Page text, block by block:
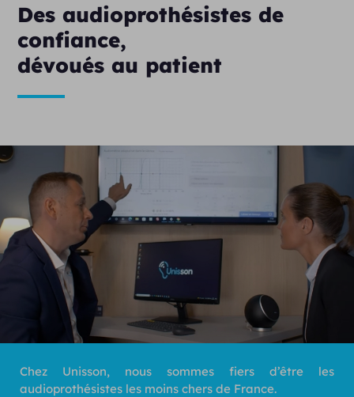
Des audioprothésistes de
confiance,
dévoués au patient
Chez Unisson, nous sommes fiers d’être les
audioprothésistes les moins chers de France.